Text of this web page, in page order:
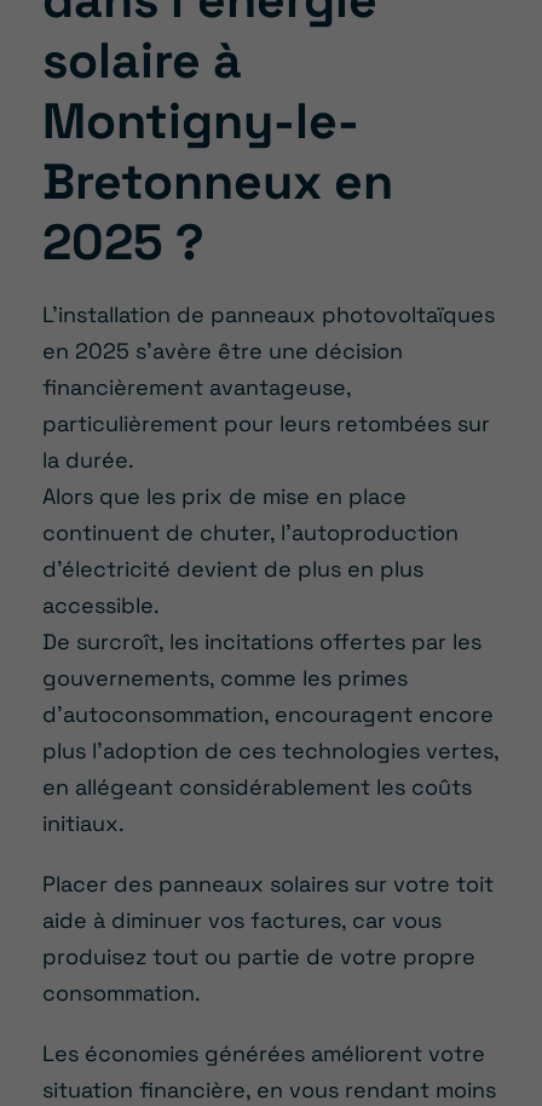
solaire à
Montigny-le-
Bretonneux en
2025 ?
L’installation de panneaux photovoltaïques
en 2025 s’avère être une décision
financièrement avantageuse,
particulièrement pour leurs retombées sur
la durée.
Alors que les prix de mise en place
continuent de chuter, l’autoproduction
d’électricité devient de plus en plus
accessible.
De surcroît, les incitations offertes par les
gouvernements, comme les primes
d’autoconsommation, encouragent encore
plus l’adoption de ces technologies vertes,
en allégeant considérablement les coûts
initiaux.
Placer des panneaux solaires sur votre toit
aide à diminuer vos factures, car vous
produisez tout ou partie de votre propre
consommation.
Les économies générées améliorent votre
situation financière, en vous rendant moins